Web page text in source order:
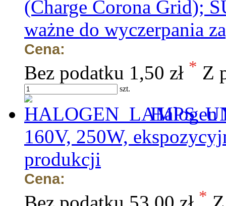
(Charge Corona Grid);
ważne do wyczerpania
Cena:
Bez podatku 1,50 zł * Z
szt.
Halogen
160V, 250W,
produkcji
Cena:
*